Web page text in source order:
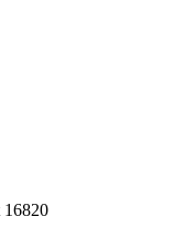
16820